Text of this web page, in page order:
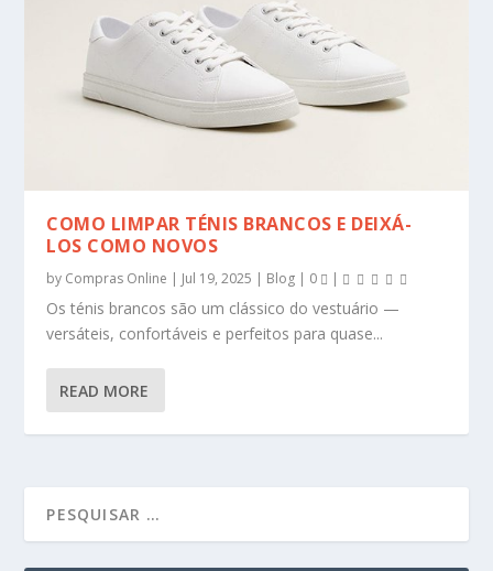
COMO LIMPAR TÉNIS BRANCOS E DEIXÁ-
LOS COMO NOVOS
by Compras Online | Jul 19, 2025 | Blog | 0 |
Os ténis brancos são um clássico do vestuário —
versáteis, confortáveis e perfeitos para quase...
READ MORE